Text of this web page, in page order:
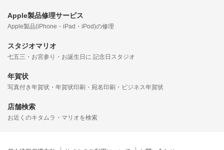
Apple製品修理サービス
Apple製品(iPhone・iPad・iPod)の修理
スタジオマリオ
七五三・お宮参り・お誕生日に 記念日スタジオ
年賀状
写真付き年賀状・年賀状印刷・宛名印刷・ビジネス年賀状
店舗検索
お近くのキタムラ・マリオを検索